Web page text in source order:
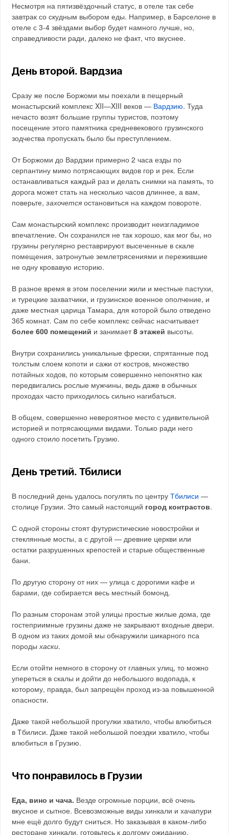
Несмотря на пятизвёздочный статус, в отеле так себе
завтрак со скудным выбором еды. Например, в Барселоне в
отеле с 3-4 звёздами выбор будет намного лучше, но,
справедливости ради, далеко не факт, что вкуснее.
День второй. Вардзиа
Сразу же после Боржоми мы поехали в пещерный
монастырский комплекс XII—XIII веков — Вардзию. Туда
нечасто возят большие группы туристов, поэтому
посещение этого памятника средневекового грузинского
зодчества пропускать было бы преступлением.
От Боржоми до Вардзии примерно 2 часа езды по
серпантину мимо потрясающих видов гор и рек. Если
останавливаться каждый раз и делать снимки на память, то
дорога может стать на несколько часов длиннее, а вам,
поверьте,захочется остановиться на каждом повороте.
Сам монастырский комплекс производит неизгладимое
впечатление. Он сохранился не так хорошо, как мог бы, но
грузины регулярно реставрируют высеченные в скале
помещения, затронутые землетрясениями и пережившие
не одну кровавую историю.
В разное время в этом поселении жили и местные пастухи,
и турецкие захватчики, и грузинское военное ополчение, и
даже местная царица Тамара, для которой было отведено
365 комнат. Сам по себе комплекс сейчас насчитывает
более 600 помещений и занимает8 этажей высоты.
Внутри сохранились уникальные фрески, спрятанные под
толстым слоем копоти и сажи от костров, множество
потайных ходов, по которым совершенно непонятно как
передвигались рослые мужчины, ведь даже в обычных
проходах часто приходилось сильно нагибаться.
В общем, совершенно невероятное место с удивительной
историей и потрясающими видами. Только ради него
одного стоило посетить Грузию.
День третий. Тбилиси
В последний день удалось погулять по центруТбилиси —
столице Грузии. Это самый настоящий город контрастов.
С одной стороны стоят футуристические новостройки и
стеклянные мосты, а с другой — древние церкви или
остатки разрушенных крепостей и старые общественные
бани.
По другую сторону от них — улица с дорогими кафе и
барами, где собирается весь местный бомонд.
По разным сторонам этой улицы простые жилые дома, где
гостеприимные грузины даже не закрывают входные двери.
В одном из таких домой мы обнаружили шикарного пса
породыхаски.
Если отойти немного в сторону от главных улиц, то можно
упереться в скалы и дойти до небольшого водопада, к
которому, правда, был запрещён проход из-за повышенной
опасности.
Даже такой небольшой прогулки хватило, чтобы влюбиться
в Тбилиси. Даже такой небольшой поездки хватило, чтобы
влюбиться в Грузию.
Что понравилось в Грузии
Еда, вино и чача. Везде огромные порции, всё очень
вкусное и сытное. Всевозможные виды хинкали и хачапури
мне ещё долго будут сниться. Но заказывая в каком-либо
ресторане хинкали, готовьтесь к долгому ожиданию.